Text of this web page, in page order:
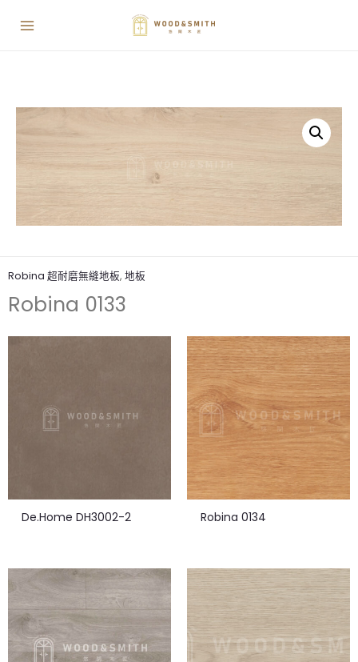
Robina 超耐磨無縫地板, 地板
Robina 0133
De.Home DH3002-2 Robina 0134